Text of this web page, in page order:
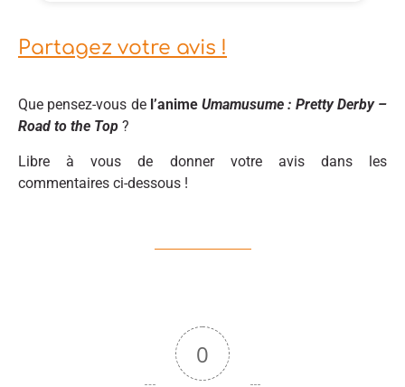
Partagez votre avis !
Que pensez-vous de l’anime Umamusume : Pretty Derby –
Road to the Top ?
Libre à vous de donner votre avis dans les
commentaires ci-dessous !
0